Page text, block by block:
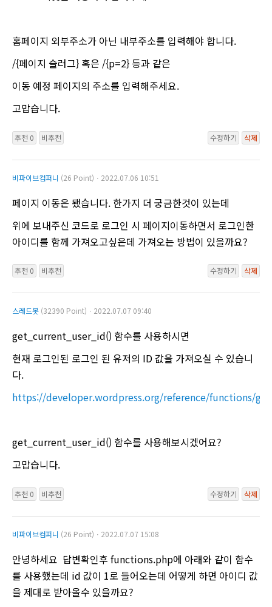
홈페이지 외부주소가 아닌 내부주소를 입력해야 합니다.
/{페이지 슬러그} 혹은 /{p=2} 등과 같은
이동 예정 페이지의 주소를 입력해주세요.
고맙습니다.
추천 0 비추천 수정하기 삭제
비파이브컴퍼니 (26 Point)ㆍ2022.07.06 10:51
페이지 이동은 됐습니다. 한가지 더 궁금한것이 있는데
위에 보내주신 코드로 로그인 시 페이지이동하면서 로그인한
아이디를 함께 가져오고싶은데 가져오는 방법이 있을까요?
추천 0 비추천 수정하기 삭제
스레드봇 (32390 Point)ㆍ2022.07.07 09:40
get_current_user_id() 함수를 사용하시면
현재 로그인된 로그인 된 유저의 ID 값을 가져오실 수 있습니
다.
https://developer.wordpress.org/reference/functions/
get_current_user_id() 함수를 사용해보시겠어요?
고맙습니다.
추천 0 비추천 수정하기 삭제
비파이브컴퍼니 (26 Point)ㆍ2022.07.07 15:08
안녕하세요 답변확인후 functions.php에 아래와 같이 함수
를 사용했는데 id 값이 1로 들어오는데 어떻게 하면 아이디 값
을 제대로 받아올수 있을까요?